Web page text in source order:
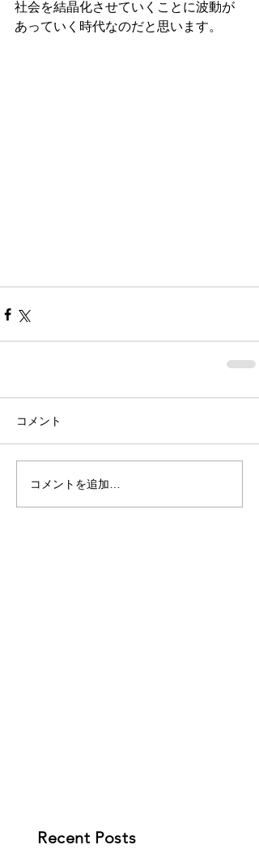
社会を結晶化させていくことに波動が
あっていく時代なのだと思います。
コメント
コメントを追加…
Recent Posts